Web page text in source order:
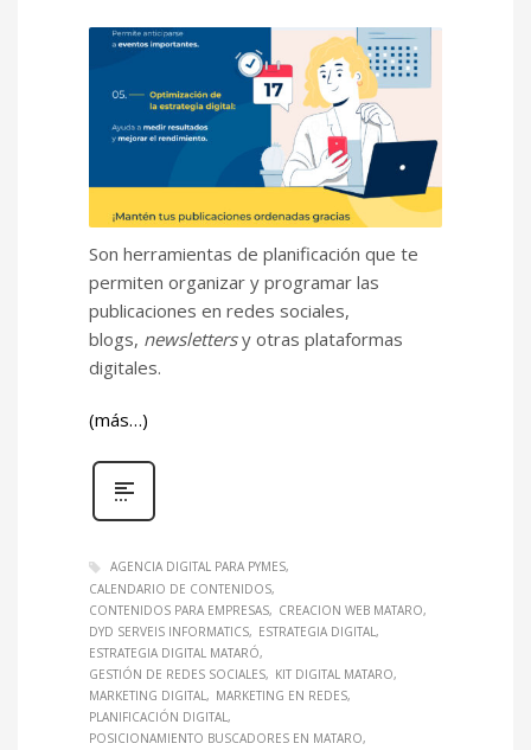
Son herramientas de planificación que te
permiten organizar y programar las
publicaciones en redes sociales,
blogs, newslettersy otras plataformas
digitales.
(más…)
AGENCIA DIGITAL PARA PYMES
CALENDARIO DE CONTENIDOS
CONTENIDOS PARA EMPRESAS
CREACION WEB MATARO
DYD SERVEIS INFORMATICS
ESTRATEGIA DIGITAL
ESTRATEGIA DIGITAL MATARÓ
GESTIÓN DE REDES SOCIALES
KIT DIGITAL MATARO
MARKETING DIGITAL
MARKETING EN REDES
PLANIFICACIÓN DIGITAL
POSICIONAMIENTO BUSCADORES EN MATARO